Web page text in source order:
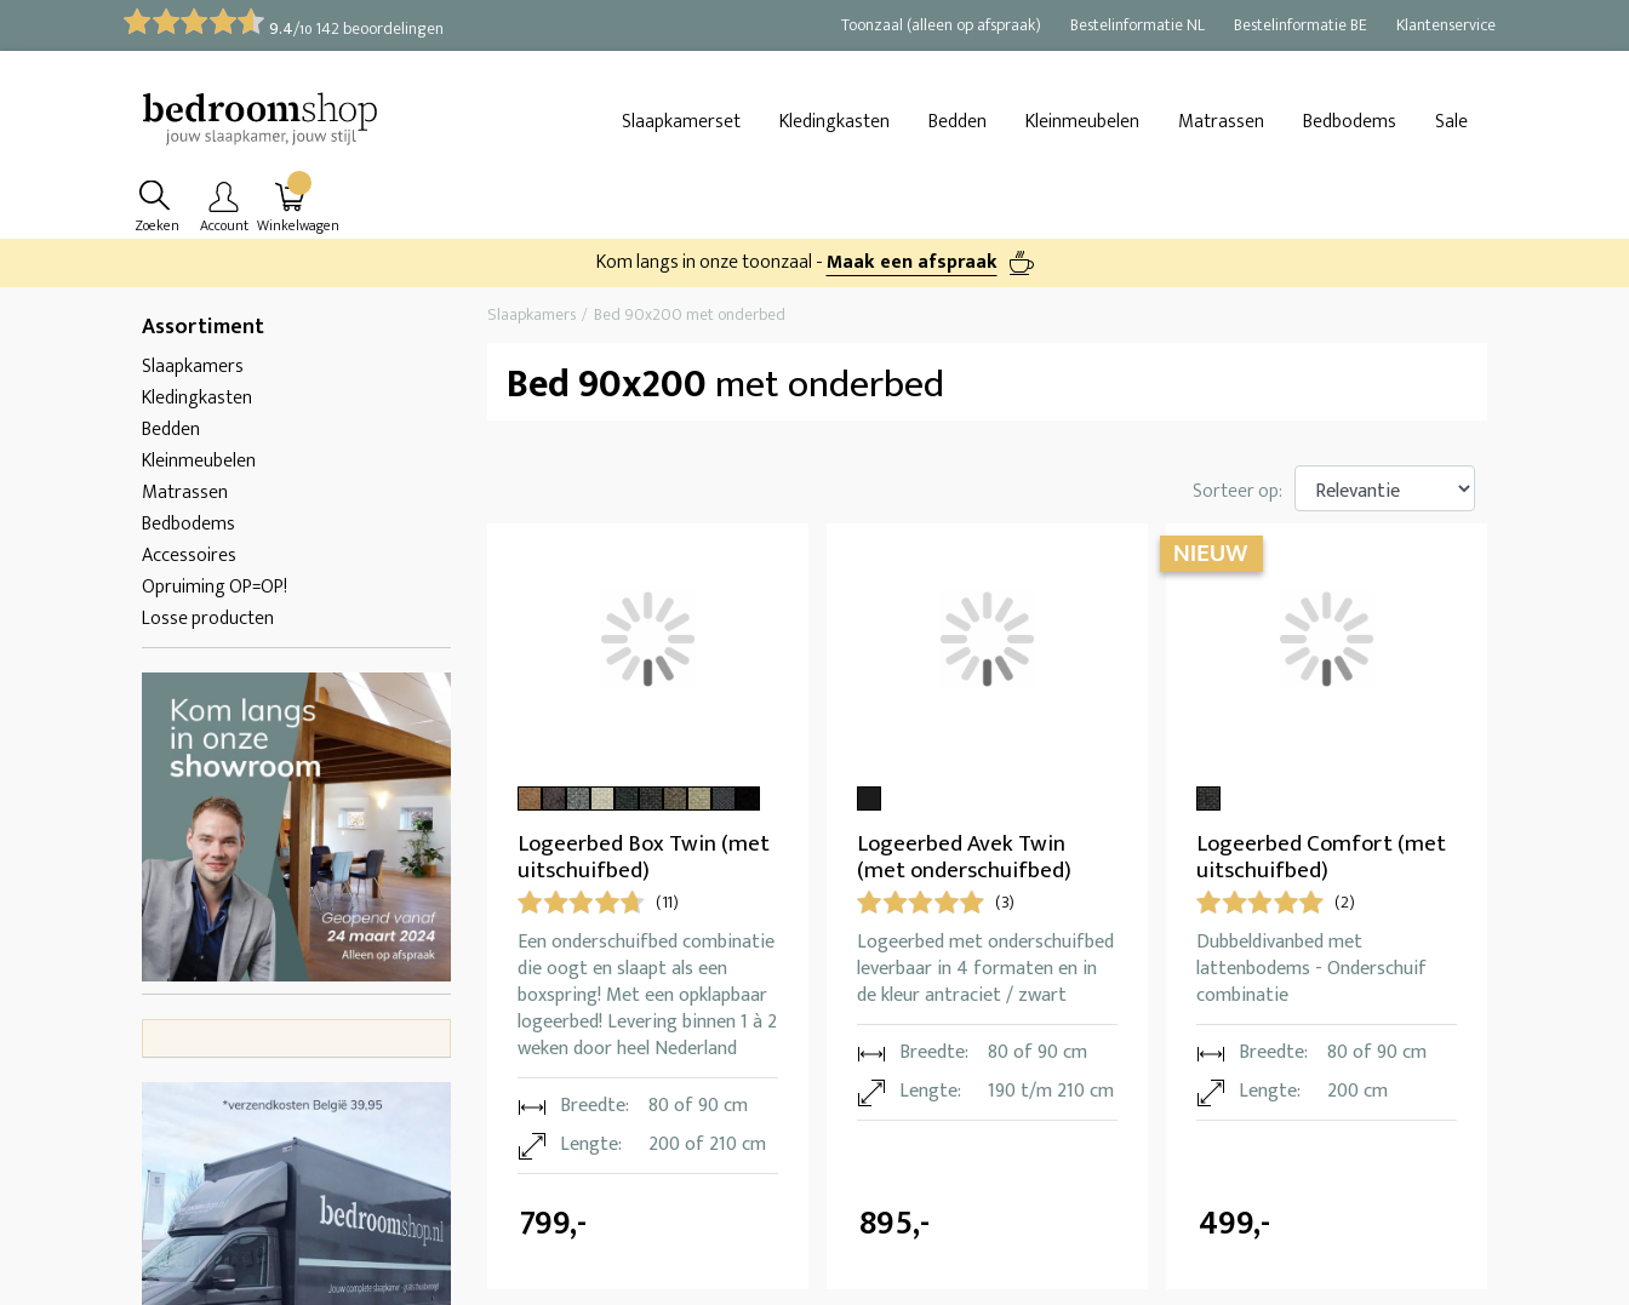
9.4/10 142 beoordelingen Toonzaal (alleen op afspraak) Bestelinformatie NL Bestelinformatie BE Klantenservice
Slaapkamerset Kledingkasten Bedden Kleinmeubelen Matrassen Bedbodems Sale
Zoeken Account Winkelwagen
Kom langs in onze toonzaal -Maak een afspraak
Assortiment
Slaapkamers
Kledingkasten
Bedden
Kleinmeubelen
Matrassen
Bedbodems
Accessoires
Opruiming OP=OP!
Losse producten
Slaapkamers Bed 90x200 met onderbed
Bed 90x200met onderbed
Sorteer op:
Logeerbed Box Twin (met
uitschuifbed)
(11)
Een onderschuifbed combinatie
die oogt en slaapt als een
boxspring! Met een opklapbaar
logeerbed! Levering binnen 1 à 2
weken door heel Nederland
Breedte:
80 of 90 cm
Lengte:
200 of 210 cm
799,-
Logeerbed Avek Twin
(met onderschuifbed)
(3)
Logeerbed met onderschuifbed
leverbaar in 4 formaten en in
de kleur antraciet / zwart
Breedte:
80 of 90 cm
Lengte:
190 t/m 210 cm
895,-
Logeerbed Comfort (met
uitschuifbed)
(2)
Dubbeldivanbed met
lattenbodems - Onderschuif
combinatie
Breedte:
80 of 90 cm
Lengte:
200 cm
499,-